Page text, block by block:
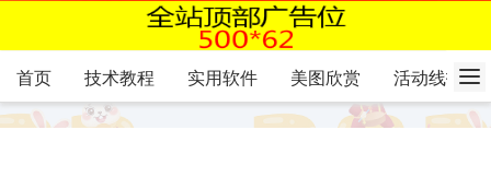
首页 技术教程 实用软件 美图欣赏 活动线报